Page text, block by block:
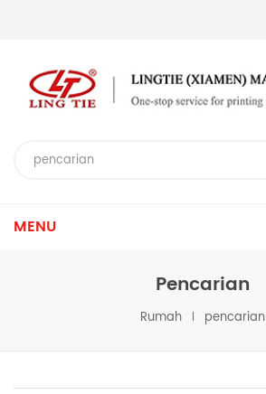
MENU
Pencarian
Rumah pencarian